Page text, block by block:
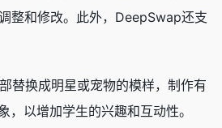
整和修改。此外，DeepSwap还支
替换成明星或宠物的模样，制作有
以增加学生的兴趣和互动性。